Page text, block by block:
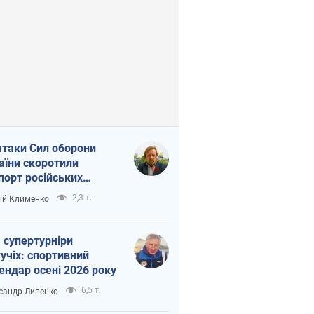
Сил оборони
скоротили
російських
Клименко 2,3 т.
спортивний
осені 2026 року
Липенко 6,5 т.